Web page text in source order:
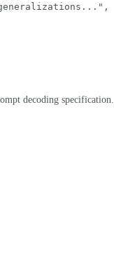
,
decoding specification.